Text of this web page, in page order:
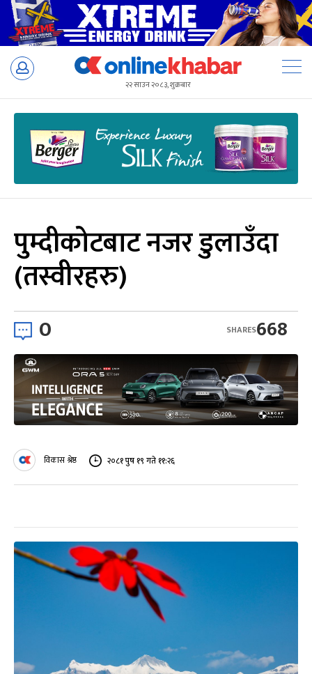
Skip
२२ साउन २०८३, शुक्रबार
पुम्दीकोटबाट नजर डुलाउँदा
(तस्वीरहरु)
0 668
SHARES
विकास श्रेष्ठ २०८१ पुष १९ गते ११:२६